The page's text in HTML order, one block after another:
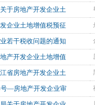
于房地产开发企业土
企业土地增值税预征
若干税收问题的通知
产开发企业土地增值
省房地产开发企业土
—房地产开发企业审